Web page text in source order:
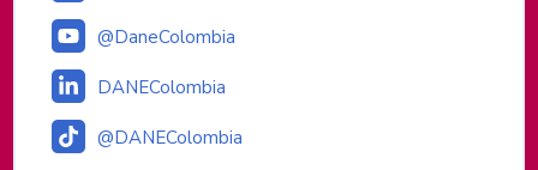
@DaneColombia
DANEColombia
@DANEColombia